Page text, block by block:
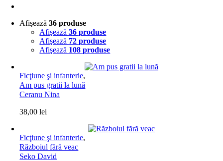
Afişează36 produse
Afişează36 produse
Afişează 72 produse
Afişează 108 produse
Ficţiune şi infanterie,
Am pus gratii la lună
Ceranu Nina
38,00lei
Ficţiune şi infanterie,
Războiul fără veac
Seko David